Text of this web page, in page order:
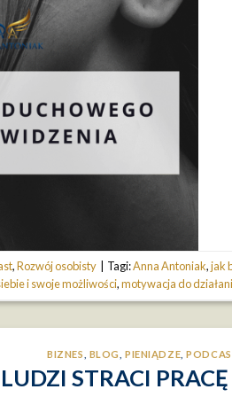
,Rozwój osobisty Tagi:Anna Antoniak,jak
i swoje możliwości,motywacja do
BIZNES BLOG ,PIENIĄDZE ,
STRACI